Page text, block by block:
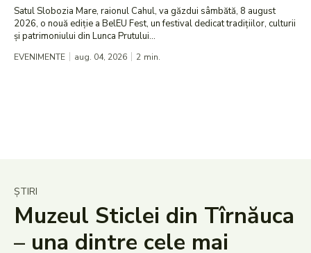
Satul Slobozia Mare, raionul Cahul, va găzdui sâmbătă, 8 august
2026, o nouă ediție a BelEU Fest, un festival dedicat tradițiilor, culturii
și patrimoniului din Lunca Prutului...
EVENIMENTE aug. 04, 2026 2 min.